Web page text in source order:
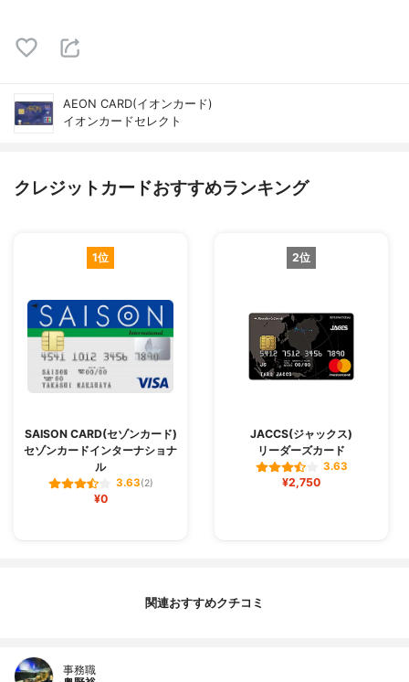
AEON CARD(イオンカード)
イオンカードセレクト
クレジットカードおすすめランキング
1位
SAISON CARD(セゾンカード)
セゾンカードインターナショナ
ル
3.63(2)
¥0
2位
JACCS(ジャックス)
リーダーズカード
3.63
¥2,750
関連おすすめクチコミ
事務職